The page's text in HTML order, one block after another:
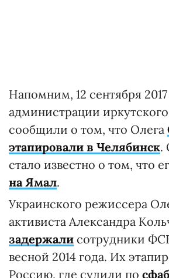
Напомним, 12 сентября 2017
администрации
сообщили о том, что Олега
этапировали в Челябинск.
стало известно о том, что
на Ямал.
Украинского режиссера
активиста Александра
задержали сотрудники
весной 2014 года. Их
Россию, где судили по